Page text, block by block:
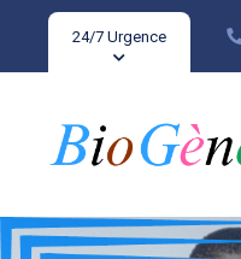
24/7 Urgence